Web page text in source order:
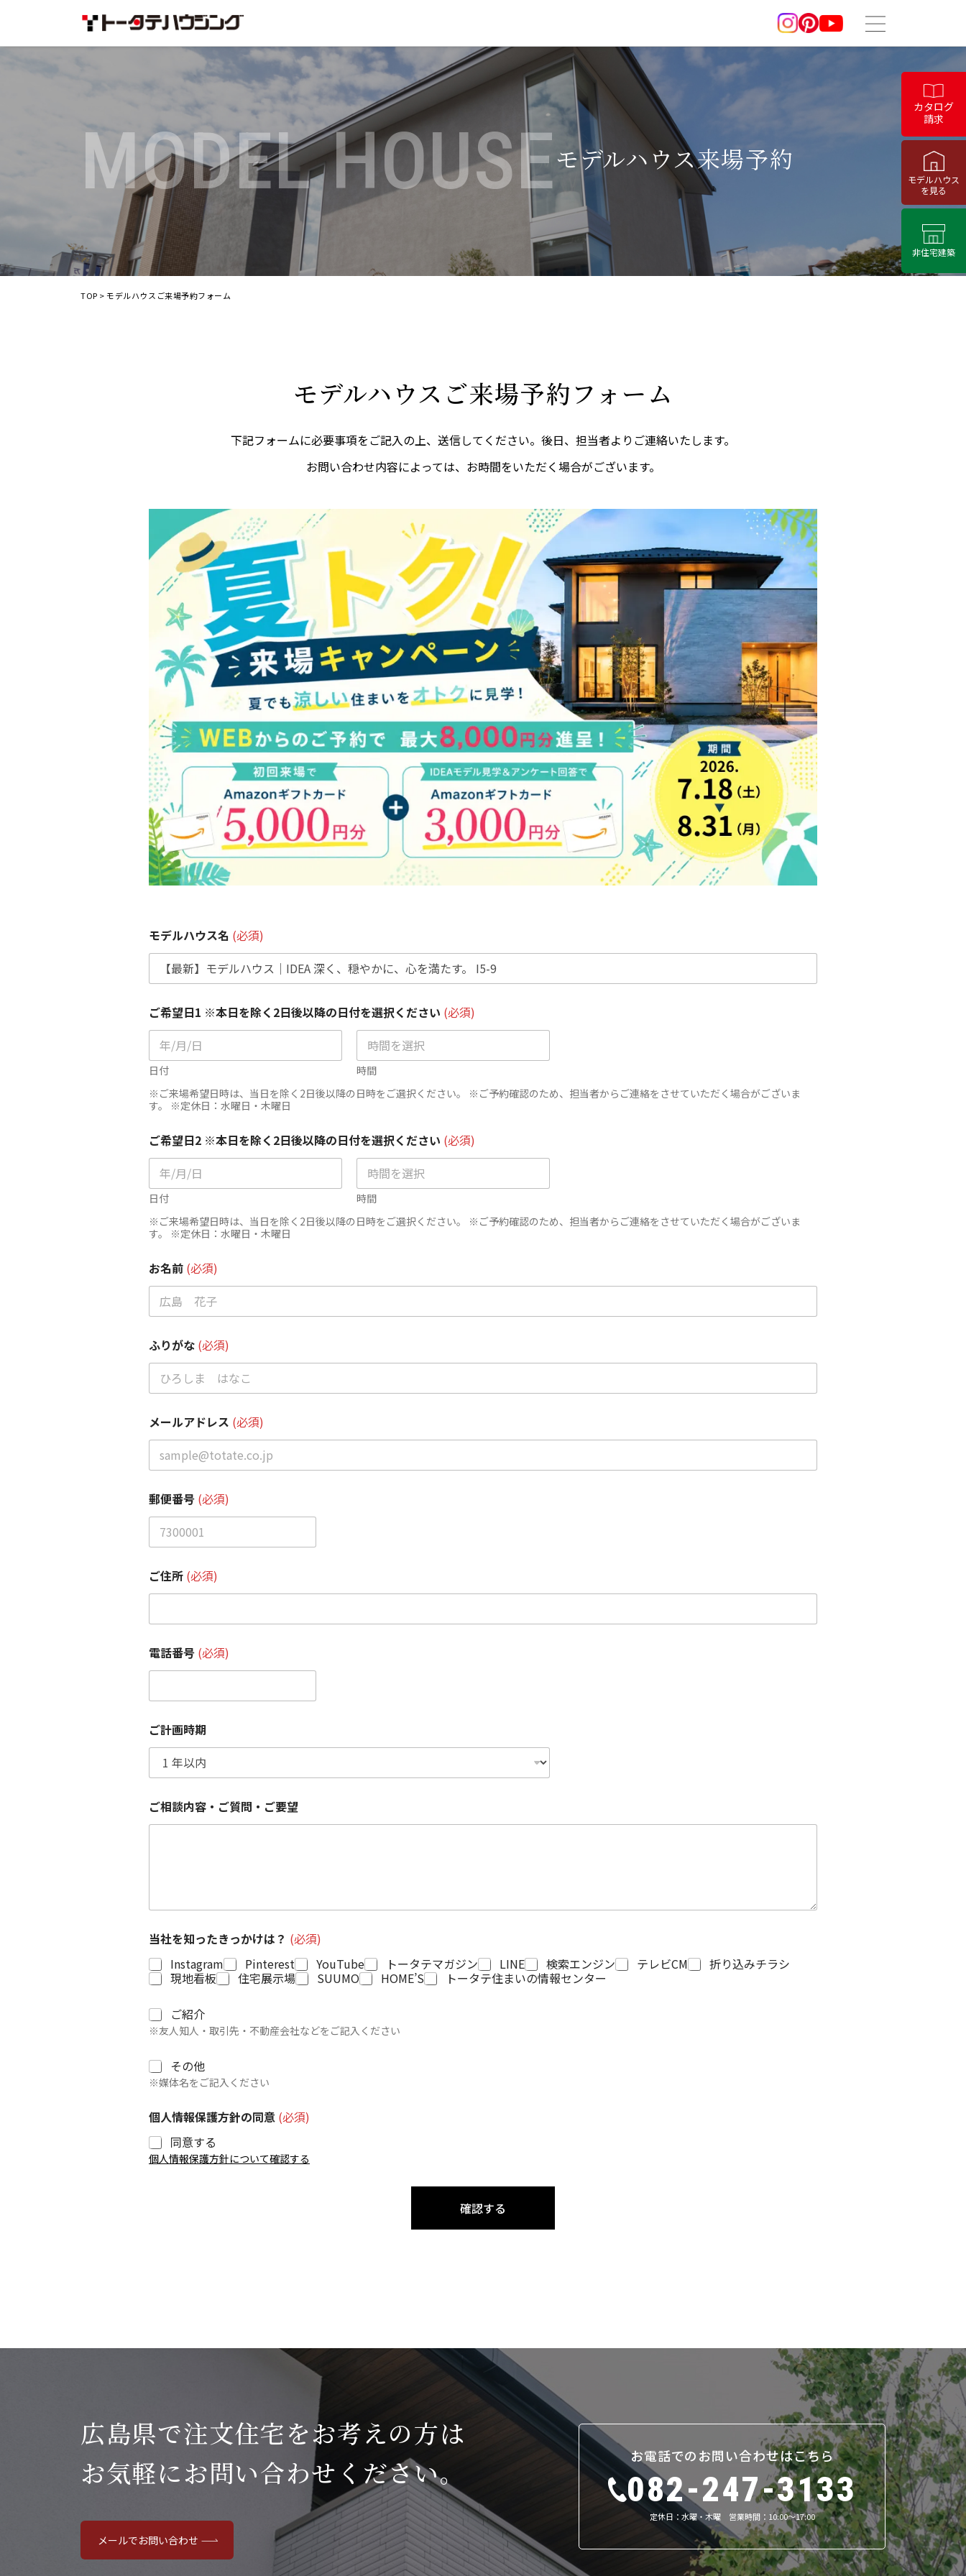
カタログ
請求
モデルハウス
を見る
非住宅建築
MODEL HOUSEモデルハウス来場予約
TOP > モデルハウスご来場予約フォーム
モデルハウスご来場予約フォーム
下記フォームに必要事項をご記入の上、送信してください。後日、担当者よりご連絡いたします。
お問い合わせ内容によっては、お時間をいただく場合がございます。
モデルハウス名 (必須)
ご希望日1 ※本日を除く2日後以降の日付を選択ください (必須)
日付
時間
※ご来場希望日時は、当日を除く2日後以降の日時をご選択ください。 ※ご予約確認のため、担当者からご連絡をさせていただく場合がございま
す。 ※定休日：水曜日・木曜日
ご希望日2 ※本日を除く2日後以降の日付を選択ください (必須)
日付
時間
※ご来場希望日時は、当日を除く2日後以降の日時をご選択ください。 ※ご予約確認のため、担当者からご連絡をさせていただく場合がございま
す。 ※定休日：水曜日・木曜日
お名前 (必須)
ふりがな (必須)
メールアドレス (必須)
郵便番号 (必須)
ご住所 (必須)
デ
ル
ウ
名
ご
希
日
電
電話番号 (必須)
ご計画時期
ご相談内容・ご質問・ご要望
当社を知ったきっかけは？ (必須)
Instagram
Pinterest YouTube トータテマガジン LINE 検索エンジン テレビCM
折り込みチラシ
現地看板
住宅展示場 SUUMO HOME’S
トータテ住まいの情報センター
ご
紹
介
ご紹介
※友人知人・取引先・不動産会社などをご記入ください
そ
の
他
その他
※媒体名をご記入ください
個人情報保護方針の同意 (必須)
同意する
個人情報保護方針について確認する
確認する
広島県で注文住宅をお考えの方は
お気軽にお問い合わせください。
メールでお問い合わせ
お電話でのお問い合わせはこちら
082-247-3133
定休日：水曜・木曜 営業時間：10:00～17:00